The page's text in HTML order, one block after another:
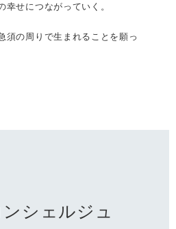
幸せにつながっていく。
須の周りで生まれることを願っ
シェルジュ